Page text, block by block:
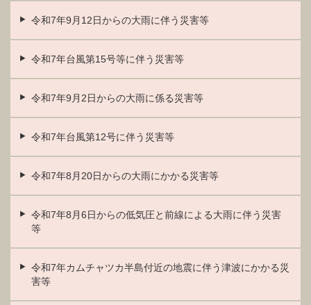
令和7年9月12日からの大雨に伴う災害等
令和7年台風第15号等に伴う災害等
令和7年9月2日からの大雨に係る災害等
令和7年台風第12号に伴う災害等
令和7年8月20日からの大雨にかかる災害等
令和7年8月6日からの低気圧と前線による大雨に伴う災害
等
令和7年カムチャツカ半島付近の地震に伴う津波にかかる災
害等